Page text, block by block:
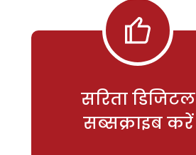
सरिता डिजिटल
सब्सक्राइब करें